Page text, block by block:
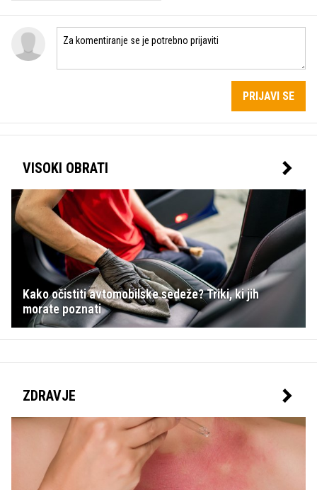
PRIJAVI SE
VISOKI OBRATI
Kako očistiti avtomobilske sedeže? Triki, ki jih
morate poznati
ZDRAVJE